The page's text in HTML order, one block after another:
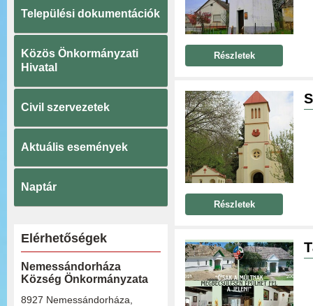
Települési dokumentációk
Közös Önkormányzati
Hivatal
Civil szervezetek
Aktuális események
Naptár
Elérhetőségek
Nemessándorháza
Község Önkormányzata
8927 Nemessándorháza,
Részletek
Részletek